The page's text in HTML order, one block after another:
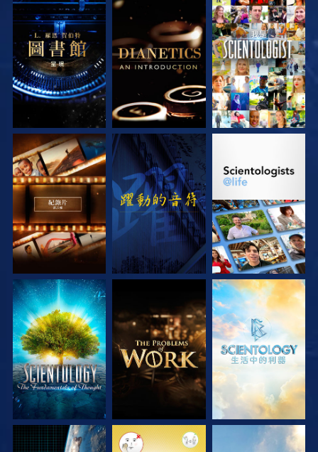
探索系列節目 探索系列節目 觀看
探索系列節目 觀看 探索系列節目
探索系列節目 探索系列節目 探索系列節目